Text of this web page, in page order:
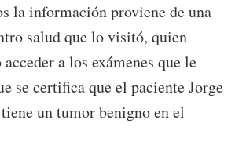
la información proviene de una
salud que lo visitó, quien
a los exámenes que le
se certifica que el paciente Jorge
un tumor benigno en el